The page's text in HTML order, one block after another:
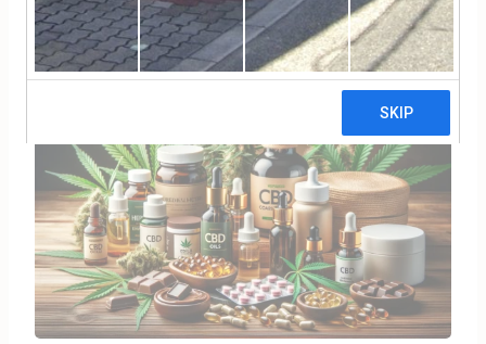
⏱ Temps de lecture :6 min